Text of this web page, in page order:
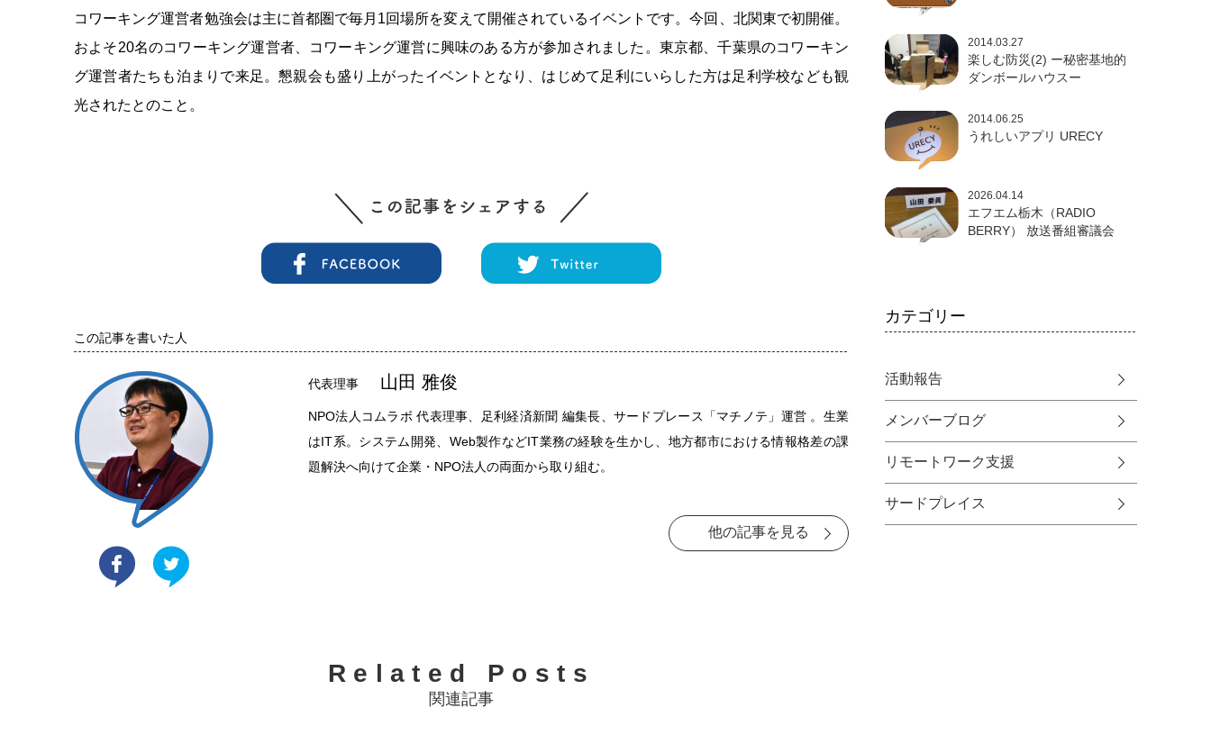
コワーキング運営者勉強会は主に首都圏で毎月1回場所を変えて開催されているイベントです。今回、北関東で初開催。
およそ20名のコワーキング運営者、コワーキング運営に興味のある方が参加されました。東京都、千葉県のコワーキン
グ運営者たちも泊まりで来足。懇親会も盛り上がったイベントとなり、はじめて足利にいらした方は足利学校なども観
光されたとのこと。
この記事を書いた人
代表理事 山田 雅俊
NPO法人コムラボ 代表理事、足利経済新聞 編集長、サードプレース「マチノテ」運営 。生業
はIT系。システム開発、Web製作などIT業務の経験を生かし、地方都市における情報格差の課
題解決へ向けて企業・NPO法人の両面から取り組む。
他の記事を見る
Related Posts
関連記事
2014.03.27
楽しむ防災(2) ー秘密基地的
ダンボールハウスー
2014.06.25
うれしいアプリ URECY
2026.04.14
エフエム栃木（RADIO
BERRY） 放送番組審議会
カテゴリー
活動報告
メンバーブログ
リモートワーク支援
サードプレイス